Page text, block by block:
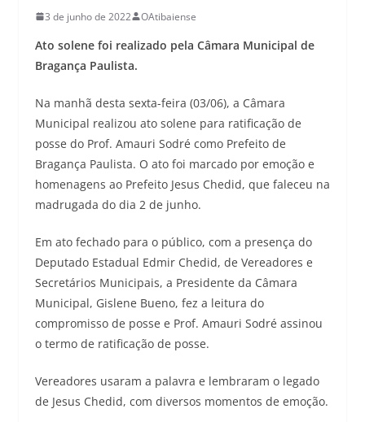
3 de junho de 2022 OAtibaiense
Ato solene foi realizado pela Câmara Municipal de
Bragança Paulista.
Na manhã desta sexta-feira (03/06), a Câmara
Municipal realizou ato solene para ratificação de
posse do Prof. Amauri Sodré como Prefeito de
Bragança Paulista. O ato foi marcado por emoção e
homenagens ao Prefeito Jesus Chedid, que faleceu na
madrugada do dia 2 de junho.
Em ato fechado para o público, com a presença do
Deputado Estadual Edmir Chedid, de Vereadores e
Secretários Municipais, a Presidente da Câmara
Municipal, Gislene Bueno, fez a leitura do
compromisso de posse e Prof. Amauri Sodré assinou
o termo de ratificação de posse.
Vereadores usaram a palavra e lembraram o legado
de Jesus Chedid, com diversos momentos de emoção.